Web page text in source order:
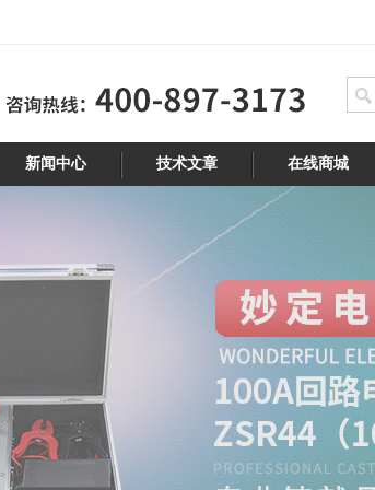
新闻中心 技术文章 在线商城